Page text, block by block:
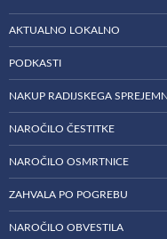
AKTUALNO LOKALNO
PODKASTI
NAKUP RADIJSKEGA
NAROČILO ČESTITKE
NAROČILO OSMRTNICE
ZAHVALA PO POGREBU
NAROČILO OBVESTILA